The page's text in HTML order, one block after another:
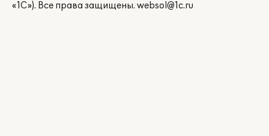
«1С»). Все права защищены. websol@1c.ru